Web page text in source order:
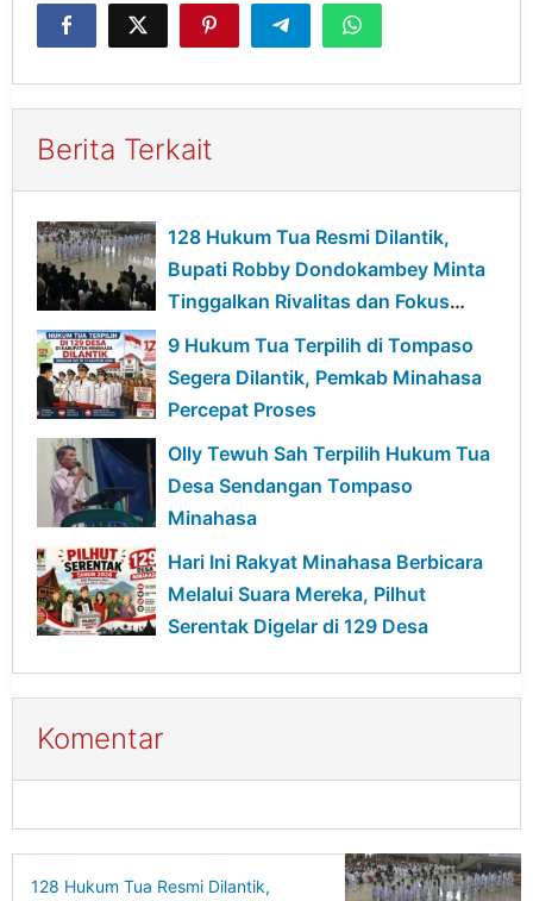
Berita Terkait
128 Hukum Tua Resmi Dilantik,
Bupati Robby Dondokambey Minta
Tinggalkan Rivalitas dan Fokus
Bangun Desa
9 Hukum Tua Terpilih di Tompaso
Segera Dilantik, Pemkab Minahasa
Percepat Proses
Olly Tewuh Sah Terpilih Hukum Tua
Desa Sendangan Tompaso
Minahasa
Hari Ini Rakyat Minahasa Berbicara
Melalui Suara Mereka, Pilhut
Serentak Digelar di 129 Desa
Komentar
128 Hukum Tua Resmi Dilantik,